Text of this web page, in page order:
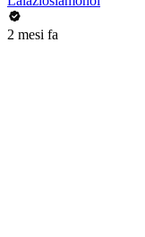
2 mesi fa